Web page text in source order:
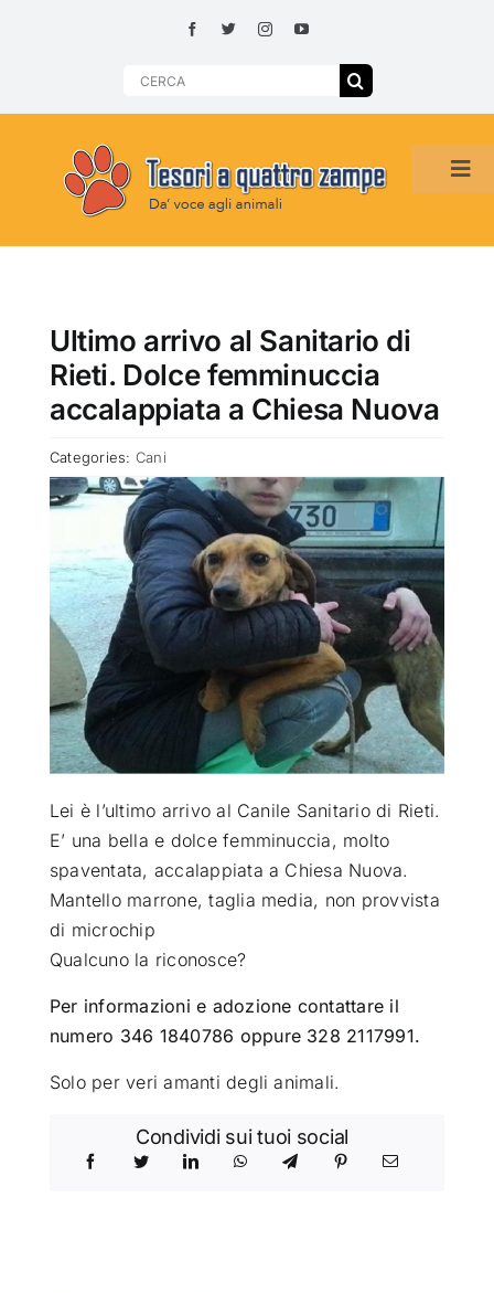
Search
HOME
SMARRITI O DA ADOTTARE
ADOTTATI O RITROVATI
VIDEO
CHI SIAMO
RUBRICHE
SEMPRE CON ME
Ultimo arrivo al Sanitario di
Rieti. Dolce femminuccia
accalappiata a Chiesa Nuova
Categories: Cani
Lei è l’ultimo arrivo al Canile Sanitario di Rieti.
E’ una bella e dolce femminuccia, molto
spaventata, accalappiata a Chiesa Nuova.
Mantello marrone, taglia media, non provvista
di microchip
Qualcuno la riconosce?
Per informazioni e adozione contattare il
numero 346 1840786 oppure 328 2117991.
Solo per veri amanti degli animali.
Condividi sui tuoi social